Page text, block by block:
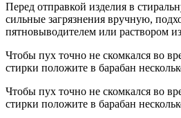
Перед отправкой изделия в
сильные загрязнения вручную,
пятновыводителем или раствором
Чтобы пух точно не скомкался во
стирки положите в барабан
Чтобы пух точно не скомкался во
стирки положите в барабан